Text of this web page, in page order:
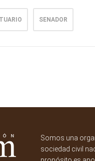
SENADOR
Somos una
sociedad civil